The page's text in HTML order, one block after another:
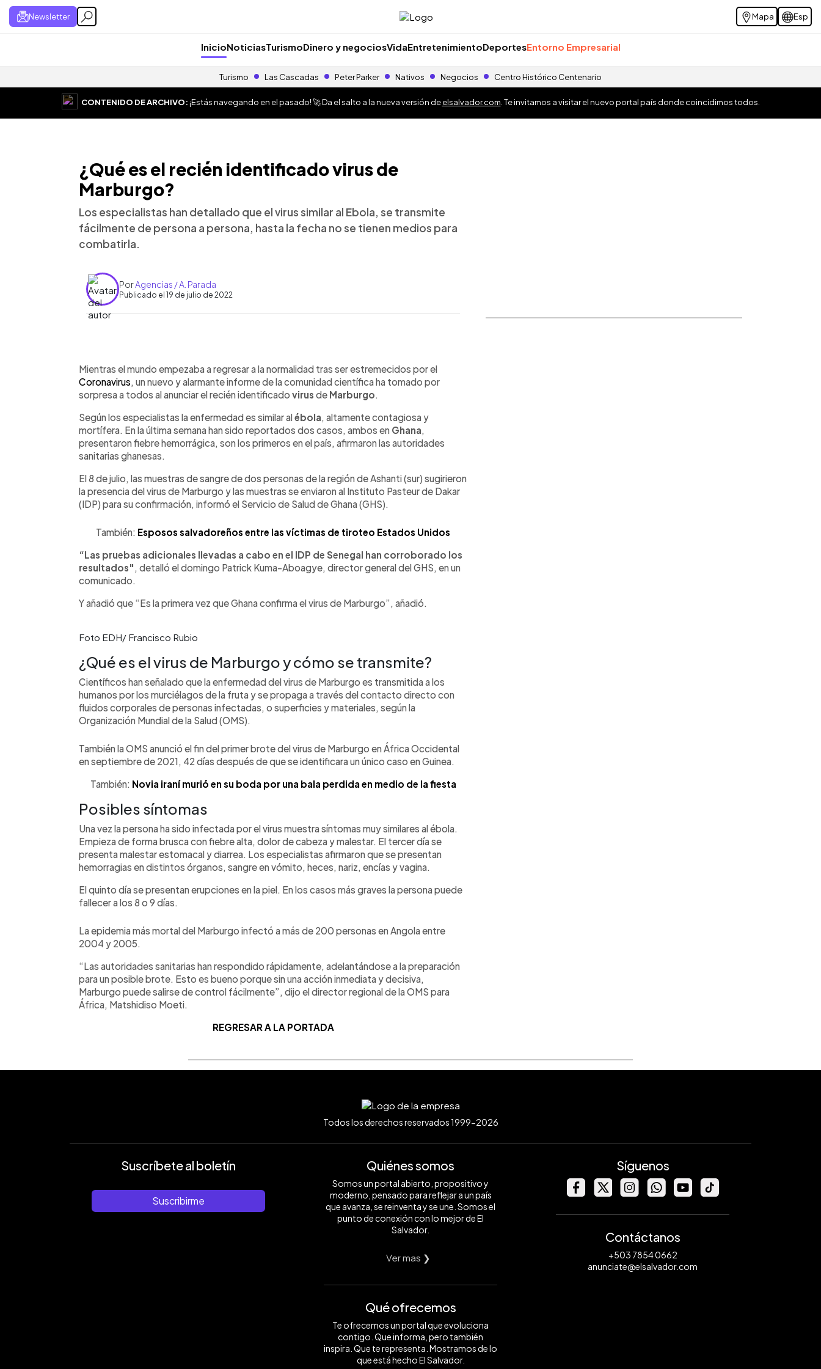
Newsletter Mapa Esp
InicioNoticiasTurismoDinero y negociosVidaEntretenimientoDeportesEntorno Empresarial
Turismo Las Cascadas Peter Parker Nativos Negocios Centro Histórico Centenario
CONTENIDO DE ARCHIVO:¡Estás navegando en el pasado! 🚀 Da el salto a la nueva versión deelsalvador.com . Te invitamos a visitar el nuevo portal país donde coincidimos todos.
¿Qué es el recién identificado virus de
Marburgo?
Los especialistas han detallado que el virus similar al Ebola, se transmite
fácilmente de persona a persona, hasta la fecha no se tienen medios para
combatirla.
PorAgencias / A. Parada
Publicado el 19 de julio de 2022
► Escuchar artículo
Mientras el mundo empezaba a regresar a la normalidad tras ser estremecidos por el
Coronavirus, un nuevo y alarmante informe de la comunidad científica ha tomado por
sorpresa a todos al anunciar el recién identificado virus de Marburgo.
Según los especialistas la enfermedad es similar alébola, altamente contagiosa y
mortífera. En la última semana han sido reportados dos casos, ambos en Ghana,
presentaron fiebre hemorrágica, son los primeros en el país, afirmaron las autoridades
sanitarias ghanesas.
El 8 de julio, las muestras de sangre de dos personas de la región de Ashanti (sur) sugirieron
la presencia del virus de Marburgo y las muestras se enviaron al Instituto Pasteur de Dakar
(IDP) para su confirmación, informó el Servicio de Salud de Ghana (GHS).
También: Esposos salvadoreños entre las víctimas de tiroteo Estados Unidos
“Las pruebas adicionales llevadas a cabo en el IDP de Senegal han corroborado los
resultados", detalló el domingo Patrick Kuma-Aboagye, director general del GHS, en un
comunicado.
Y añadió que “Es la primera vez que Ghana confirma el virus de Marburgo”, añadió.
Foto EDH/ Francisco Rubio
¿Qué es el virus de Marburgo y cómo se transmite?
Científicos han señalado que la enfermedad del virus de Marburgo es transmitida a los
humanos por los murciélagos de la fruta y se propaga a través del contacto directo con
fluidos corporales de personas infectadas, o superficies y materiales, según la
Organización Mundial de la Salud (OMS).
También la OMS anunció el fin del primer brote del virus de Marburgo en África Occidental
en septiembre de 2021, 42 días después de que se identificara un único caso en Guinea.
También: Novia iraní murió en su boda por una bala perdida en medio de la fiesta
Posibles síntomas
Una vez la persona ha sido infectada por el virus muestra síntomas muy similares al ébola.
Empieza de forma brusca con fiebre alta, dolor de cabeza y malestar. El tercer día se
presenta malestar estomacal y diarrea. Los especialistas afirmaron que se presentan
hemorragias en distintos órganos, sangre en vómito, heces, nariz, encías y vagina.
El quinto día se presentan erupciones en la piel. En los casos más graves la persona puede
fallecer a los 8 o 9 días.
La epidemia más mortal del Marburgo infectó a más de 200 personas en Angola entre
2004 y 2005.
“Las autoridades sanitarias han respondido rápidamente, adelantándose a la preparación
para un posible brote. Esto es bueno porque sin una acción inmediata y decisiva,
Marburgo puede salirse de control fácilmente”, dijo el director regional de la OMS para
África, Matshidiso Moeti.
REGRESAR A LA PORTADA
Todos los derechos reservados 1999-2026
Suscríbete al boletín
Suscribirme
Quiénes somos
Somos un portal abierto, propositivo y
moderno, pensado para reflejar a un país
que avanza, se reinventa y se une. Somos el
punto de conexión con lo mejor de El
Salvador.
Ver mas ❯
Qué ofrecemos
Te ofrecemos un portal que evoluciona
contigo. Que informa, pero también
inspira. Que te representa. Mostramos de lo
que está hecho El Salvador.
Síguenos
Contáctanos
+503 7854 0662
anunciate@elsalvador.com